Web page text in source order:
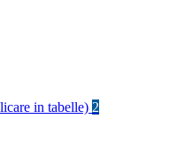
in tabelle) 2